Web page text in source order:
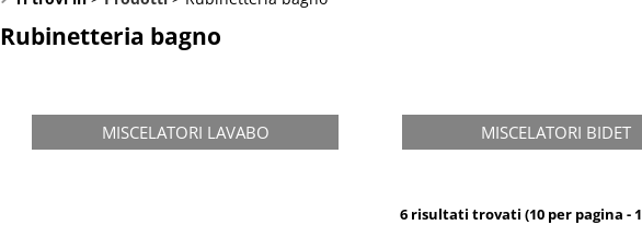
Rubinetteria bagno
MISCELATORI LAVABO MISCELATORI BIDET
6 risultati trovati (10 per pagina -